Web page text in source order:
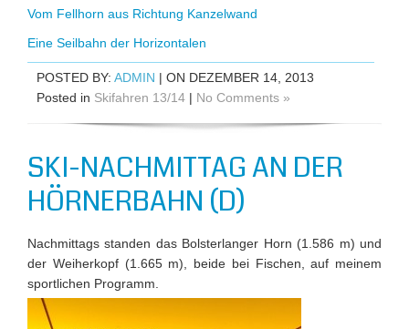
Vom Fellhorn aus Richtung Kanzelwand
Eine Seilbahn der Horizontalen
POSTED BY: ADMIN | ON DEZEMBER 14, 2013
Posted in Skifahren 13/14 | No Comments »
SKI-NACHMITTAG AN DER
HÖRNERBAHN (D)
Nachmittags standen das Bolsterlanger Horn (1.586 m) und
der Weiherkopf (1.665 m), beide bei Fischen, auf meinem
sportlichen Programm.